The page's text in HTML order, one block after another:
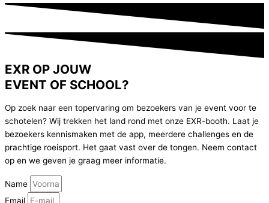
EXR OP JOUW
EVENT OF SCHOOL?
Op zoek naar een topervaring om bezoekers van je event voor te
schotelen? Wij trekken het land rond met onze EXR-booth. Laat je
bezoekers kennismaken met de app, meerdere challenges en de
prachtige roeisport. Het gaat vast over de tongen. Neem contact
op en we geven je graag meer informatie.
Name
Email